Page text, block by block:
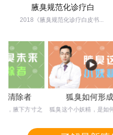
腋臭规范化诊疗白
2018《腋臭规范化诊疗白皮书...
者
下方寸之
狐臭如何形成的
狐臭这个小妖精，是如何修